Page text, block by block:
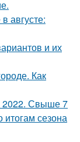
августе:
и их
Как
2022. Свыше 7
сезона